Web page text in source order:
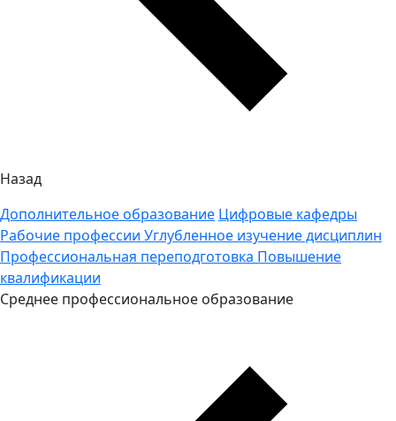
Назад
Дополнительное образование Цифровые кафедры
Рабочие профессии Углубленное изучение дисциплин
Профессиональная переподготовка Повышение
квалификации
Среднее профессиональное образование